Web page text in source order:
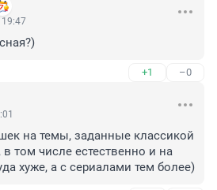
19:47
+1 –0
на темы, заданные классикой
в том числе естественно и на
хуже, а с сериалами тем более)